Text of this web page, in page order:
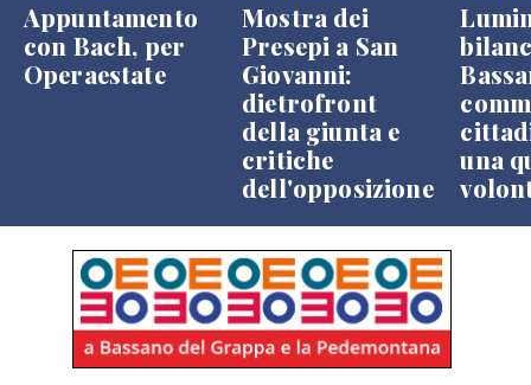
Appuntamento
con Bach, per
Operaestate
Mostra dei
Presepi a San
Giovanni:
dietrofront
della giunta e
critiche
dell'opposizione
una